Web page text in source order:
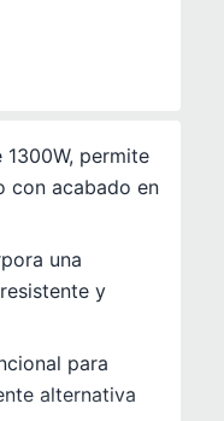
permite
con acabado en
una
y
para
alternativa